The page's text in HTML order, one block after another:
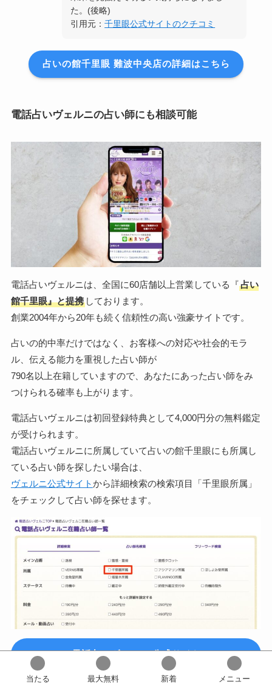
た。(後略)
引用元：千里眼公式サイトのクチコミ
占いの館千里眼 難波中央店の詳細はこちら
電話占いヴェルニの占い師にも相談可能
電話占いヴェルニは、全国に60店舗以上営業している『占い
館千里眼』と提携しております。
創業2004年から20年も続く信頼性の高い強豪サイトです。
占いの的中率だけではなく、お客様への対応や社会的モラ
ル、伝える能力を重視した占い師が
790名以上在籍していますので、あなたにあった占い師をみ
つけられる確率も上がります。
電話占いヴェルニは初回登録特典として4,000円分の無料鑑定
が受けられます。
電話占いヴェルニに所属していて占いの館千里眼にも所属し
ている占い師を探したい場合は、
ヴェルニ公式サイトから詳細検索の検索項目「千里眼所属」
をチェックして占い師を探せます。
電話占いヴェルニ 公式サイト
当たる 最大無料 新着 メニュー